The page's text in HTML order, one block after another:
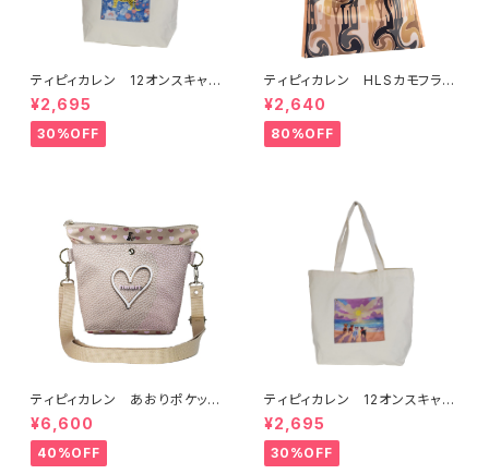
ティピィカレン 12オンスキャン
バスハワイアン柄ビッグマイバッ
グ
¥2,695
30%OFF
ティピィカレン HLSカモフラー
ジュ太ストラップビッグバッグ
¥2,640
80%OFF
ティピィカレン あおりポケット
ハートショルダーバッグ
¥6,600
40%OFF
ティピィカレン 12オンスキャン
バスビーチドッグス柄ビッグマイ
バッグ
¥2,695
30%OFF